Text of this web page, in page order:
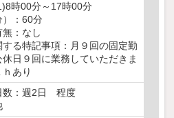
時00分～17時00分
）：60分
：なし
る特記事項：月９回の固定勤
日９回に業務していただきま
あり
数：週2日 程度